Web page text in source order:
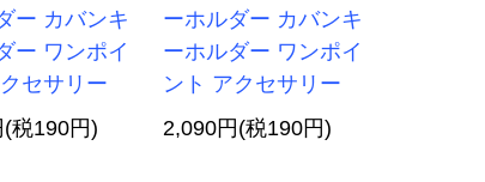
ー カバンキ
ー ワンポイ
セサリー
税190円)
ーホルダー カバンキ
ーホルダー ワンポイ
ント アクセサリー
2,090円(税190円)